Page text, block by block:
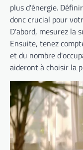
plus d'énergie.
donc crucial pour
D'abord, mesurez la
Ensuite, tenez
et du nombre
aideront à choisir la